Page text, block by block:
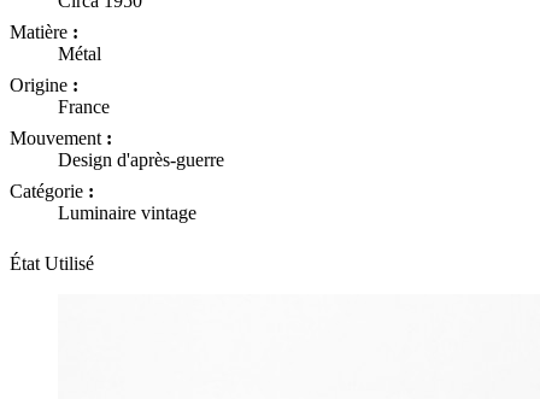
Matière :
Métal
Origine :
France
Mouvement :
Design d'après-guerre
Catégorie :
Luminaire vintage
État Utilisé